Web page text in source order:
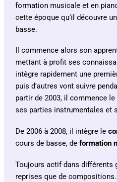
formation musicale et en
cette époque qu’il découvre
basse.
Il commence alors son
mettant à profit ses
intègre rapidement une
puis d’autres vont suivre
partir de 2003, il commence le
ses parties instrumentales et
De 2006 à 2008, il intègre le
cours de basse, de formation
Toujours actif dans différents
reprises que de compositions.